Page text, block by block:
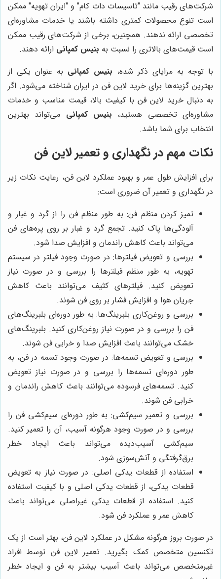
شرکت‌های رقیب مانند "تاسیسات دات کام" و "ایران تهویه" ممکن
است تنوع محصولات کمتری داشته باشند یا خدمات مشاوره‌ای
تخصصی ارائه ندهند. همچنین، برخی از شرکت‌های رقیب ممکن
است قیمت‌های بالاتری را نسبت به بنیس کمپانی ارائه دهند.
با توجه به مزایای ذکر شده، بنیس کمپانی به عنوان یکی از
بهترین گزینه‌ها برای خرید لاین فن در ایران شناخته می‌شود. اگر
به دنبال خرید لاین فن با کیفیت بالا، قیمت مناسب و خدمات
مشاوره‌ای تخصصی هستید، بنیس کمپانی می‌تواند بهترین
انتخاب برای شما باشد.
نکات مهم در نگهداری و تعمیر لاین فن
برای افزایش طول عمر و بهبود عملکرد لاین فن، رعایت نکات زیر
در نگهداری و تعمیر آن ضروری است:
تمیز کردن منظم فن: به طور منظم فن را از گرد و غبار و
آلودگی‌ها پاک کنید. تجمع گرد و غبار بر روی پره‌های فن
می‌تواند باعث کاهش راندمان و افزایش صدا شود.
بررسی و تعویض فیلترها: در صورت وجود فیلتر در سیستم
تهویه، به طور منظم فیلترها را بررسی و در صورت نیاز
تعویض کنید. فیلترهای کثیف می‌توانند باعث کاهش
جریان هوا و افزایش فشار بر روی فن شوند.
بررسی و روغن‌کاری بلبرینگ‌ها: به طور دوره‌ای بلبرینگ‌های
فن را بررسی و در صورت نیاز روغن‌کاری کنید. بلبرینگ‌های
خشک می‌توانند باعث افزایش صدا و خرابی فن شوند.
بررسی و تعویض تسمه‌ها: در صورت وجود تسمه در فن، به
طور دوره‌ای تسمه‌ها را بررسی و در صورت نیاز تعویض
کنید. تسمه‌های فرسوده می‌توانند باعث کاهش راندمان و
خرابی فن شوند.
بررسی و تعمیر سیم‌کشی: به طور دوره‌ای سیم‌کشی فن را
بررسی و در صورت وجود هرگونه آسیب، آن را تعمیر کنید.
سیم‌کشی آسیب‌دیده می‌تواند باعث ایجاد خطر
برق‌گرفتگی و آتش‌سوزی شود.
استفاده از قطعات یدکی اصلی: در صورت نیاز به تعویض
قطعات یدکی، از قطعات یدکی اصلی و با کیفیت استفاده
کنید. استفاده از قطعات یدکی غیراصلی می‌تواند باعث
کاهش عمر و عملکرد فن شود.
در صورت بروز هرگونه مشکل در عملکرد لاین فن، بهتر است از یک
تکنسین متخصص کمک بگیرید. تعمیر لاین فن توسط افراد
غیرمتخصص می‌تواند باعث آسیب بیشتر به فن و ایجاد خطر